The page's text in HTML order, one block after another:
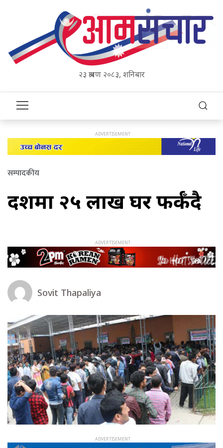
२३ श्रावण २०८३, शनिबार
सम्पादकीय
दशैंमा २५ लाख घर फर्कँदै
Sovit Thapaliya